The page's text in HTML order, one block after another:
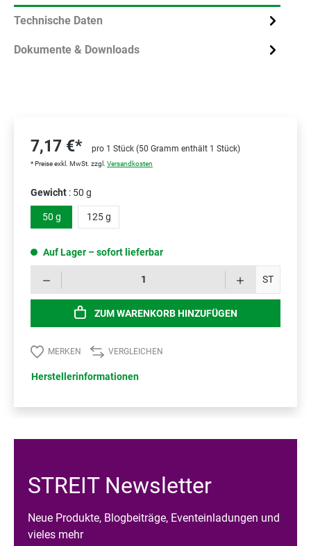
Technische Daten
Dokumente & Downloads
7,17 €* pro 1 Stück (50 Gramm enthält 1 Stück)
* Preise exkl. MwSt. zzgl. Versandkosten
Gewicht : 50 g
50 g 125 g
Auf Lager – sofort lieferbar
ST
ZUM WARENKORB HINZUFÜGEN
MERKEN VERGLEICHEN
Herstellerinformationen
STREIT Newsletter
Neue Produkte, Blogbeiträge, Eventeinladungen und
vieles mehr